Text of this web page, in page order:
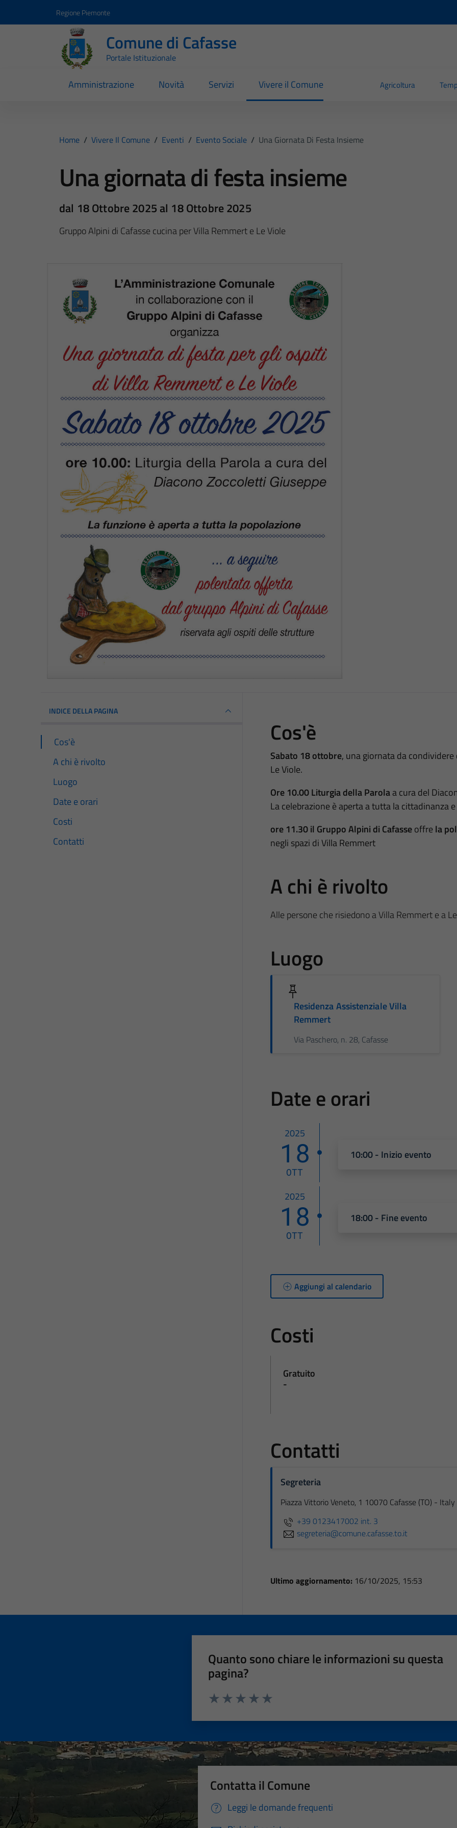
Regione Piemonte
Comune di Cafasse
Portale Istituzionale
Amministrazione Novità Servizi Vivere il Comune Agricoltura
Home / Vivere Il Comune / Eventi / Evento Sociale / Una Giornata Di Festa Insieme
Una giornata di festa insieme
dal 18 Ottobre 2025 al 18 Ottobre 2025
Gruppo Alpini di Cafasse cucina per Villa Remmert e Le Viole
INDICE DELLA PAGINA
Cos'è
A chi è rivolto
Luogo
Date e orari
Costi
Contatti
Cos'è
Sabato 18 ottobre, una giornata da
Le Viole.
Ore 10.00 Liturgia della Parolaa cura del
La celebrazione è aperta a tutta la cittadinanza
ore 11.30il Gruppo Alpini di Cafasseoffre la
negli spazi di Villa Remmert
A chi è rivolto
Alle persone che risiedono a Villa Remmert e a
Luogo
Residenza Assistenziale Villa
Remmert
Via Paschero, n. 28, Cafasse
Date e orari
2025
18
OTT
10:00 - Inizio evento
2025
18
OTT
18:00 - Fine evento
Aggiungi al calendario
Costi
Gratuito
-
Contatti
Segreteria
Piazza Vittorio Veneto, 1 10070 Cafasse (TO) - Italy
+39 0123417002 int. 3
segreteria@comune.cafasse.to.it
Ultimo aggiornamento: 16/10/2025, 15:53
Quanto sono chiare le informazioni su questa
pagina?
Contatta il Comune
Leggi le domande frequenti